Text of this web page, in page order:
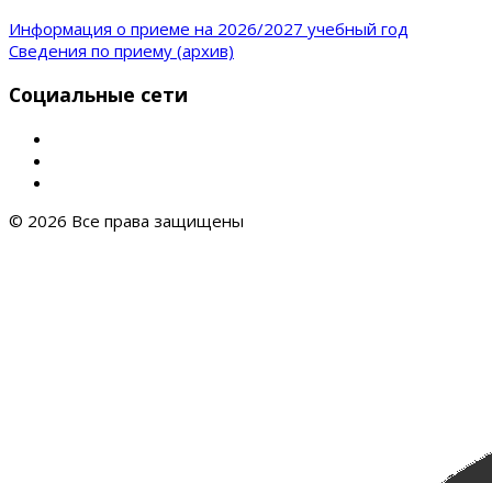
Информация о приеме на 2026/2027 учебный год
Сведения по приему (архив)
Социальные сети
© 2026 Все права защищены